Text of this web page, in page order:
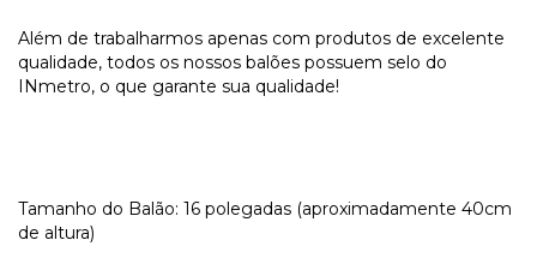
Além de trabalharmos apenas com produtos de excelente
qualidade, todos os nossos balões possuem selo do
INmetro, o que garante sua qualidade!
Tamanho do Balão: 16 polegadas (aproximadamente 40cm
de altura)